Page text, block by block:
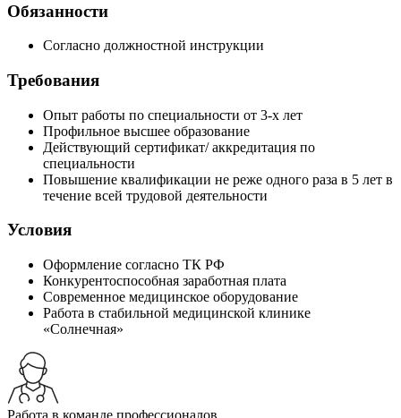
Обязанности
Согласно должностной инструкции
Требования
Опыт работы по специальности от 3-х лет
Профильное высшее образование
Действующий сертификат/ аккредитация по
специальности
Повышение квалификации не реже одного раза в 5 лет в
течение всей трудовой деятельности
Условия
Оформление согласно ТК РФ
Конкурентоспособная заработная плата
Современное медицинское оборудование
Работа в стабильной медицинской клинике
«Солнечная»